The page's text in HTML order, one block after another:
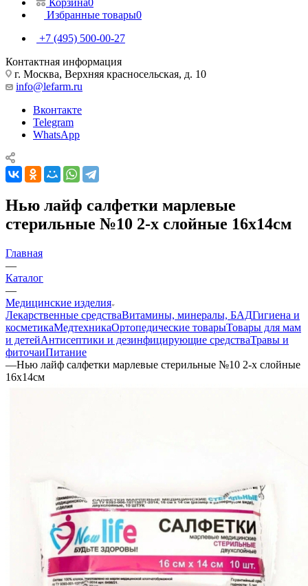
Корзина0
Избранные товары0
+7 (495) 500-00-27
Контактная информация
г. Москва, Верхняя красносельская, д. 10
info@lefarm.ru
Вконтакте
Telegram
WhatsApp
Нью лайф салфетки марлевые
стерильные №10 2-х слойные 16х14см
Главная
—
Каталог
—
Медицинские изделия
Лекарственные средстваВитамины, минералы, БАДГигиена и
косметикаМедтехникаОртопедические товарыТовары для мам
и детейАнтисептики и дезинфицирующие средстваТравы и
фиточаиПитание
—Нью лайф салфетки марлевые стерильные №10 2-х слойные
16х14см